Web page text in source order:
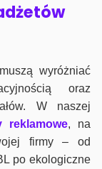
wyróżniać
oraz
W naszej
reklamowe, na
firmy – od
po ekologiczne